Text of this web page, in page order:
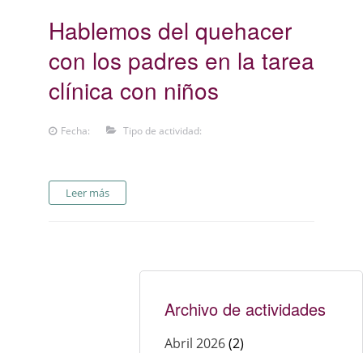
Hablemos del quehacer
con los padres en la tarea
clínica con niños
Fecha: Tipo de actividad:
Leer más
Archivo de actividades
Abril 2026(2)